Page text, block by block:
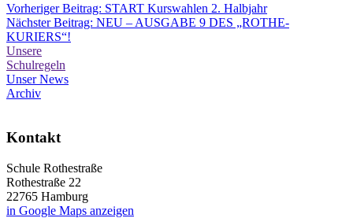
Vorheriger Beitrag: START Kurswahlen 2. Halbjahr
Nächster Beitrag: NEU – AUSGABE 9 DES „ROTHE-
KURIERS“!
Unsere
Schulregeln
Unser News
Archiv
Kontakt
Schule Rothestraße
Rothestraße 22
22765 Hamburg
in Google Maps anzeigen